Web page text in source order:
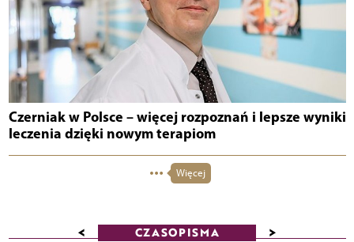
Czerniak w Polsce – więcej rozpoznań i lepsze wyniki
leczenia dzięki nowym terapiom
Więcej
< CZASOPISMA >